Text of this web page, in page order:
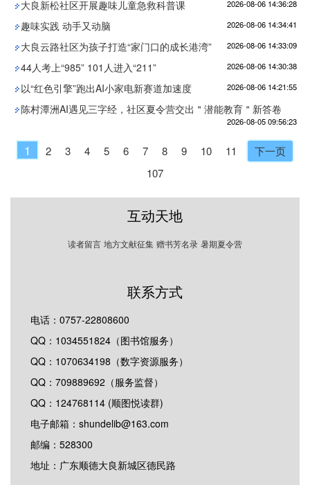
大良新松社区开展趣味儿童急救科普课 2026-08-06 14:36:28
趣味实践 动手又动脑 2026-08-06 14:34:41
大良云路社区为孩子打造“家门口的成长港湾” 2026-08-06 14:33:09
44人考上“985” 101人进入“211” 2026-08-06 14:30:38
以“红色引擎”跑出AI小家电新赛道加速度 2026-08-06 14:21:55
陈村潭洲AI遇见三字经，社区夏令营交出＂潜能教育＂新答卷
2026-08-05 09:56:23
1 2 3 4 5 6 7 8 9 10 11
下一页
107
互动天地
读者留言 地方文献征集 赠书芳名录 暑期夏令营
联系方式
电话：0757-22808600
QQ：1034551824（图书馆服务）
QQ：1070634198（数字资源服务）
QQ：709889692（服务监督）
QQ：124768114 (顺图悦读群)
电子邮箱：shundelib@163.com
邮编：528300
地址：广东顺德大良新城区德民路